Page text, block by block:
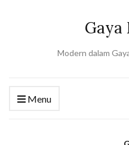
Gaya
Modern dalam
Menu